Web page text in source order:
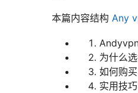
本篇内容结构 Any
为什么
如何购
实用技